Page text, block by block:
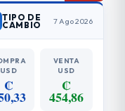
TIPO DE
CAMBIO 7 Ago 2026
USD
₡
VENTA
USD
₡
454,86